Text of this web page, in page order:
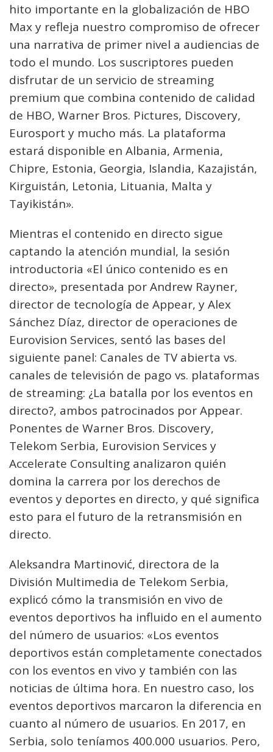
hito importante en la globalización de HBO
Max y refleja nuestro compromiso de ofrecer
una narrativa de primer nivel a audiencias de
todo el mundo. Los suscriptores pueden
disfrutar de un servicio de streaming
premium que combina contenido de calidad
de HBO, Warner Bros. Pictures, Discovery,
Eurosport y mucho más. La plataforma
estará disponible en Albania, Armenia,
Chipre, Estonia, Georgia, Islandia, Kazajistán,
Kirguistán, Letonia, Lituania, Malta y
Tayikistán».
Mientras el contenido en directo sigue
captando la atención mundial, la sesión
introductoria «El único contenido es en
directo», presentada por Andrew Rayner,
director de tecnología de Appear, y Alex
Sánchez Díaz, director de operaciones de
Eurovision Services, sentó las bases del
siguiente panel: Canales de TV abierta vs.
canales de televisión de pago vs. plataformas
de streaming: ¿La batalla por los eventos en
directo?, ambos patrocinados por Appear.
Ponentes de Warner Bros. Discovery,
Telekom Serbia, Eurovision Services y
Accelerate Consulting analizaron quién
domina la carrera por los derechos de
eventos y deportes en directo, y qué significa
esto para el futuro de la retransmisión en
directo.
Aleksandra Martinović, directora de la
División Multimedia de Telekom Serbia,
explicó cómo la transmisión en vivo de
eventos deportivos ha influido en el aumento
del número de usuarios: «Los eventos
deportivos están completamente conectados
con los eventos en vivo y también con las
noticias de última hora. En nuestro caso, los
eventos deportivos marcaron la diferencia en
cuanto al número de usuarios. En 2017, en
Serbia, solo teníamos 400.000 usuarios. Pero,